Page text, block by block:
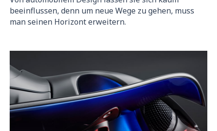
beeinflussen, denn um neue Wege zu gehen, muss
man seinen Horizont erweitern.